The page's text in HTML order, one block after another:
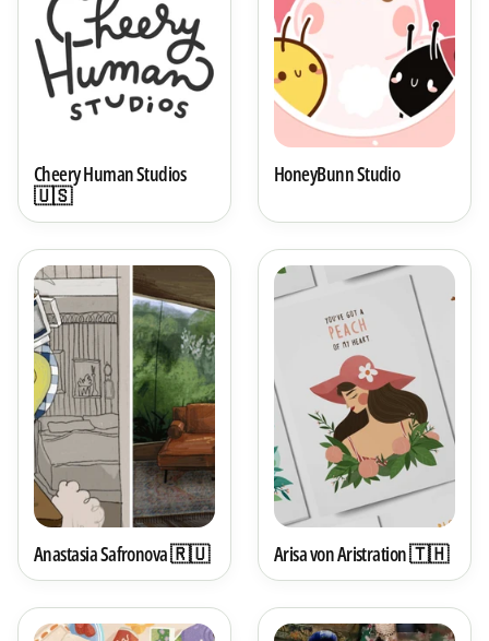
Cheery Human Studios
🇺🇸
HoneyBunn Studio
Anastasia Safronova 🇷🇺 Arisa von Aristration 🇹🇭